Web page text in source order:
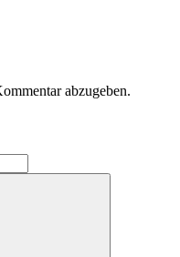
abzugeben.